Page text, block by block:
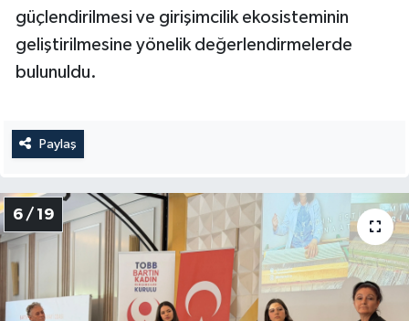
güçlendirilmesi ve girişimcilik ekosisteminin
geliştirilmesine yönelik değerlendirmelerde
bulunuldu.
Paylaş
6 / 19